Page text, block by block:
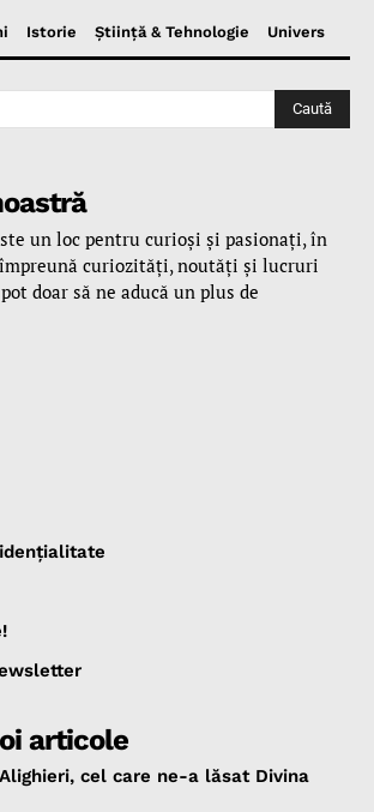
Istorie Ştiinţă & Tehnologie Univers
Caută
un loc pentru curioşi şi pasionaţi, în
împreună curiozităţi, noutăţi şi lucruri
doar să ne aducă un plus de
articole
cel care ne-a lăsat Divina